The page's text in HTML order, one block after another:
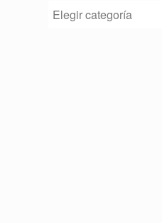
Categorías